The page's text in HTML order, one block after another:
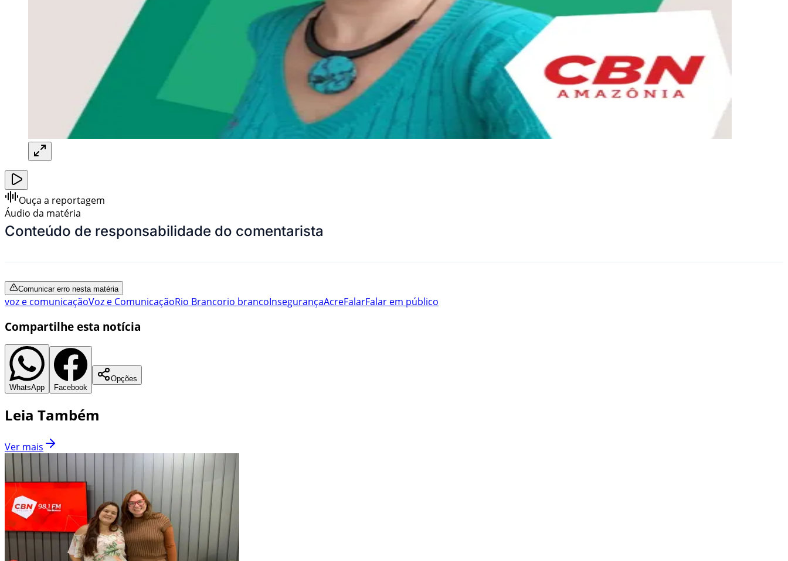
Ouça a reportagem
Áudio da matéria
Conteúdo de responsabilidade do comentarista
Comunicar erro nesta matéria
voz e comunicaçãoVoz e ComunicaçãoRio Brancorio brancoInsegurançaAcreFalarFalar em público
Compartilhe esta notícia
WhatsApp Facebook
Opções
Leia Também
Ver mais